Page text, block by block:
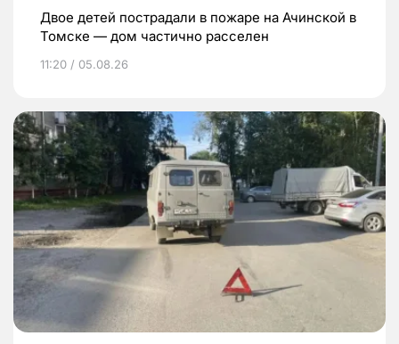
Двое детей пострадали в пожаре на Ачинской в
Томске — дом частично расселен
11:20 / 05.08.26